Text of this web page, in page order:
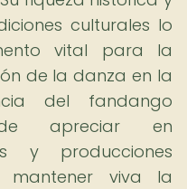
culturales lo
vital para la
de la danza en la
del fandango
apreciar en
y producciones
mantener viva la